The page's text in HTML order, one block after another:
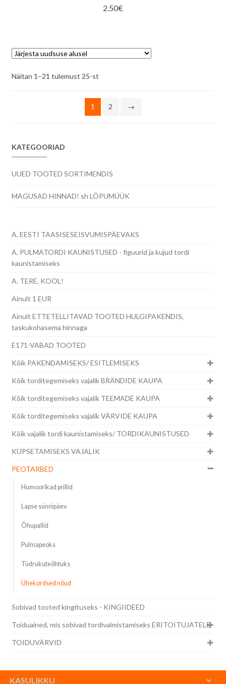
2.50€
Näitan 1–21 tulemust 25-stSorditud
järgi
1
2 →
KATEGOORIAD
UUED TOOTED SORTIMENDIS
MAGUSAD HINNAD! sh LÕPUMÜÜK
A. EESTI TAASISESEISVUMISPÄEVAKS
A. PULMATORDI KAUNISTUSED - figuurid ja kujud tordi
kaunistamiseks
A. TERE, KOOL!
Ainult 1 EUR
Ainult ETTETELLITAVAD TOOTED HULGIPAKENDIS,
taskukohasema hinnaga
E171-VABAD TOOTED
Kõik PAKENDAMISEKS/ ESITLEMISEKS
Kõik torditegemiseks vajalik BRÄNDIDE KAUPA
Kõik torditegemiseks vajalik TEEMADE KAUPA
Kõik torditegemiseks vajalik VÄRVIDE KAUPA
Kõik vajalik tordi kaunistamiseks/ TORDIKAUNISTUSED
KÜPSETAMISEKS VAJALIK
PEOTARBED
Humoorikad prillid
Lapse sünnipäev
Õhupallid
Pulmapeoks
Tüdrukuteõhtuks
Ühekordsed nõud
Sobivad tooted kingituseks - KINGIIDEED
Toiduained, mis sobivad tordivalmistamiseks ERITOITUJATELE
TOIDUVÄRVID
KASULIKKU